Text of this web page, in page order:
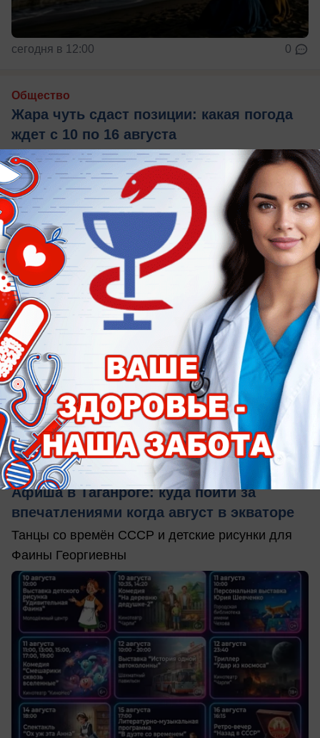
сегодня в 12:00 0
Общество
Жара чуть сдаст позиции: какая погода
ждет с 10 по 16 августа
Таганрожцам рассказали о погоде с 10 по 16
авугста.
сегодня в 11:00
Афиша
Афиша в Таганроге: куда пойти за
впечатлениями когда август в экваторе
Танцы со времён СССР и детские рисунки для
Фаины Георгиевны